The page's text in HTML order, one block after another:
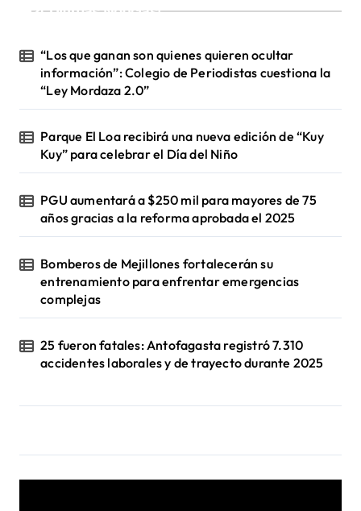
¡Ultimas Noticias!
“Los que ganan son quienes quieren ocultar
información”: Colegio de Periodistas cuestiona la
“Ley Mordaza 2.0”
Parque El Loa recibirá una nueva edición de “Kuy
Kuy” para celebrar el Día del Niño
PGU aumentará a $250 mil para mayores de 75
años gracias a la reforma aprobada el 2025
Bomberos de Mejillones fortalecerán su
entrenamiento para enfrentar emergencias
complejas
25 fueron fatales: Antofagasta registró 7.310
accidentes laborales y de trayecto durante 2025